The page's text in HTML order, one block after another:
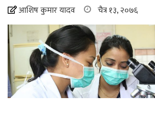
आशिष कुमार यादव चैत्र १३, २०७६